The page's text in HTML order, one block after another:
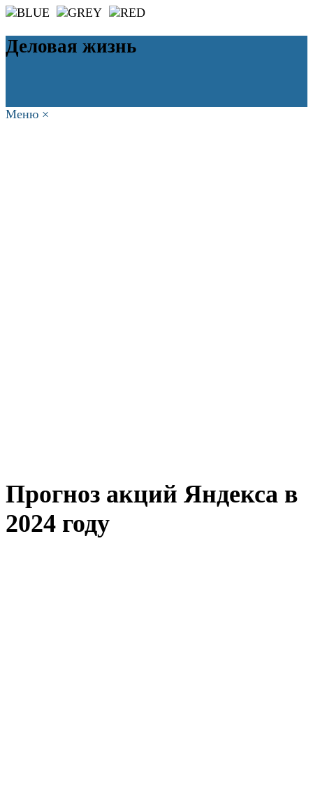
Деловая жизнь
Меню ×
Прогноз акций Яндекса в
2024 году